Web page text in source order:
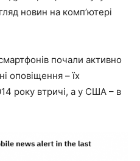
новин на комп’ютері
почали активно
оповіщення – їх
року втричі, а у США – в